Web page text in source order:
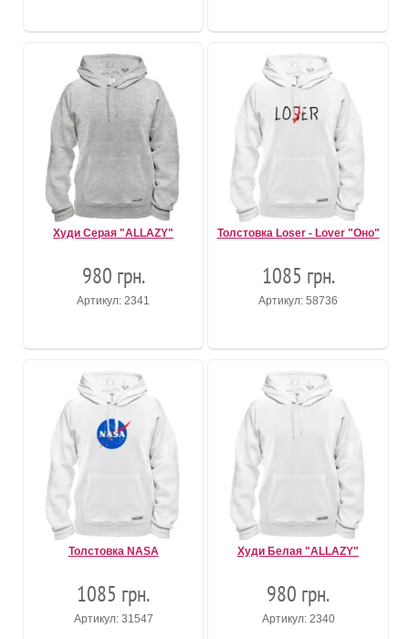
Худи Серая "ALLAZY"
980 грн.
Артикул: 2341
Толстовка Loser - Lover "Оно"
1085 грн.
Артикул: 58736
Толстовка NASA
1085 грн.
Артикул: 31547
Худи Белая "ALLAZY"
980 грн.
Артикул: 2340